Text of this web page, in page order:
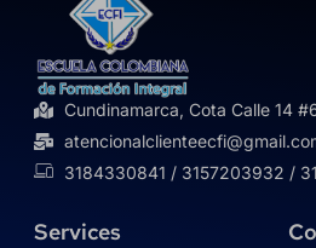
Cundinamarca, Cota Calle 14
3184330841 / 3157203932 /
Services